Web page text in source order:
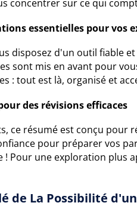
concentrer sur ce qui
essentielles pour vos
disposez d'un outil fiable
sont mis en avant pour
: tout est là, organisé et
des révisions efficaces
ce résumé est conçu pour
pour préparer vos
! Pour une exploration plus
de La Possibilité